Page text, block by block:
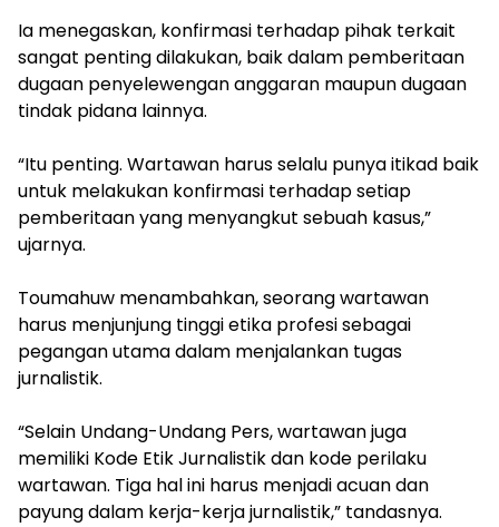
Ia menegaskan, konfirmasi terhadap pihak terkait
sangat penting dilakukan, baik dalam pemberitaan
dugaan penyelewengan anggaran maupun dugaan
tindak pidana lainnya.
“Itu penting. Wartawan harus selalu punya itikad baik
untuk melakukan konfirmasi terhadap setiap
pemberitaan yang menyangkut sebuah kasus,”
ujarnya.
Toumahuw menambahkan, seorang wartawan
harus menjunjung tinggi etika profesi sebagai
pegangan utama dalam menjalankan tugas
jurnalistik.
“Selain Undang-Undang Pers, wartawan juga
memiliki Kode Etik Jurnalistik dan kode perilaku
wartawan. Tiga hal ini harus menjadi acuan dan
payung dalam kerja-kerja jurnalistik,” tandasnya.